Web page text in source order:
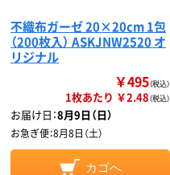
不織布ガーゼ 20×20cm 1包
（200枚入） ASKJNW2520 オ
リジナル
￥495（税込）
1枚あたり ￥2.48（税込）
お届け日：8月9日（日）
お急ぎ便：8月8日（土）
カゴへ